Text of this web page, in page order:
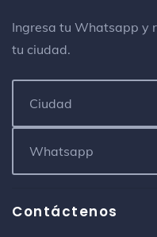
Hotel Olimpo
Ingresa tu Whatsapp y
tu ciudad.
Contáctenos